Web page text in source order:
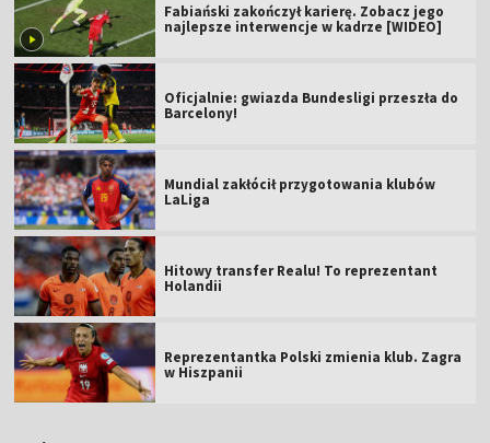
Fabiański zakończył karierę. Zobacz jego
najlepsze interwencje w kadrze [WIDEO]
Oficjalnie: gwiazda Bundesligi przeszła do
Barcelony!
Mundial zakłócił przygotowania klubów
LaLiga
Hitowy transfer Realu! To reprezentant
Holandii
Reprezentantka Polski zmienia klub. Zagra
w Hiszpanii